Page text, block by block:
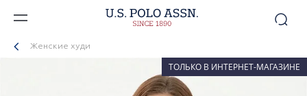
Женские худи
ТОЛЬКО В ИНТЕРНЕТ-МАГАЗИНЕ